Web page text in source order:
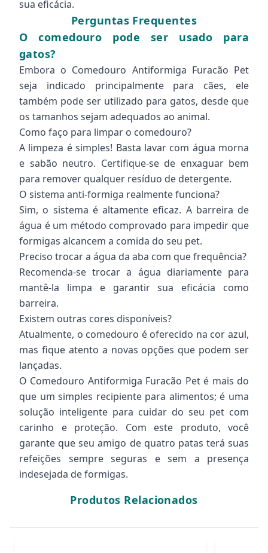
sua eficácia.
Perguntas Frequentes
O comedouro pode ser usado para
gatos?
Embora o Comedouro Antiformiga Furacão Pet
seja indicado principalmente para cães, ele
também pode ser utilizado para gatos, desde que
os tamanhos sejam adequados ao animal.
Como faço para limpar o comedouro?
A limpeza é simples! Basta lavar com água morna
e sabão neutro. Certifique-se de enxaguar bem
para remover qualquer resíduo de detergente.
O sistema anti-formiga realmente funciona?
Sim, o sistema é altamente eficaz. A barreira de
água é um método comprovado para impedir que
formigas alcancem a comida do seu pet.
Preciso trocar a água da aba com que frequência?
Recomenda-se trocar a água diariamente para
mantê-la limpa e garantir sua eficácia como
barreira.
Existem outras cores disponíveis?
Atualmente, o comedouro é oferecido na cor azul,
mas fique atento a novas opções que podem ser
lançadas.
O Comedouro Antiformiga Furacão Pet é mais do
que um simples recipiente para alimentos; é uma
solução inteligente para cuidar do seu pet com
carinho e proteção. Com este produto, você
garante que seu amigo de quatro patas terá suas
refeições sempre seguras e sem a presença
indesejada de formigas.
Produtos Relacionados